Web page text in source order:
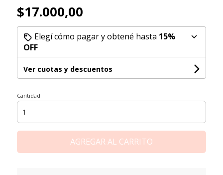
$17.000,00
Elegí cómo pagar y obtené hasta 15%
OFF
Ver cuotas y descuentos
Cantidad
AGREGAR AL CARRITO